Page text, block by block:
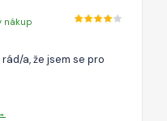
nákup
a, že jsem se pro